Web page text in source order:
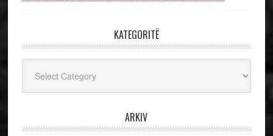
KATEGORITË
ARKIV